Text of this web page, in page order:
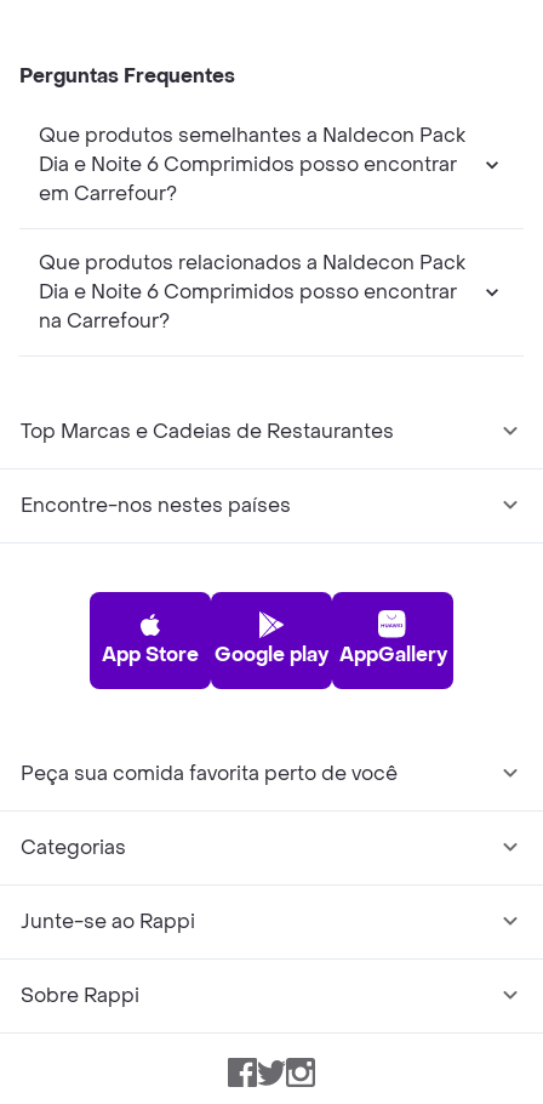
Perguntas Frequentes
Que produtos semelhantes a Naldecon Pack
Dia e Noite 6 Comprimidos posso encontrar
em Carrefour?
Que produtos relacionados a Naldecon Pack
Dia e Noite 6 Comprimidos posso encontrar
na Carrefour?
Top Marcas e Cadeias de Restaurantes
Encontre-nos nestes países
App Store Google play AppGallery
Peça sua comida favorita perto de você
Categorias
Junte-se ao Rappi
Sobre Rappi
Facebook
TwitterInstagram